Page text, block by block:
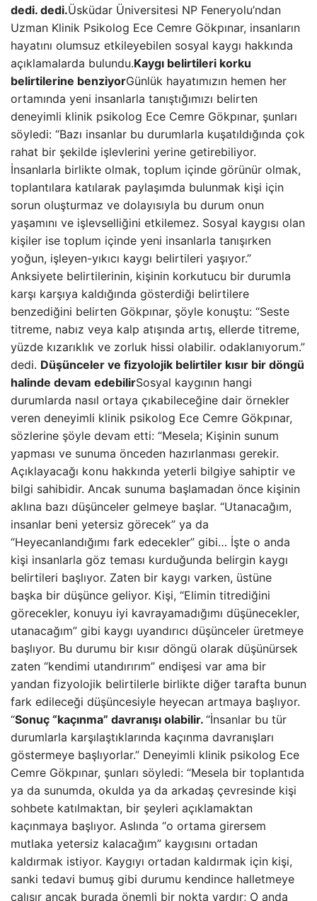
dedi. dedi.Üsküdar Üniversitesi NP Feneryolu’ndan
Uzman Klinik Psikolog Ece Cemre Gökpınar, insanların
hayatını olumsuz etkileyebilen sosyal kaygı hakkında
açıklamalarda bulundu.Kaygı belirtileri korku
belirtilerine benziyorGünlük hayatımızın hemen her
ortamında yeni insanlarla tanıştığımızı belirten
deneyimli klinik psikolog Ece Cemre Gökpınar, şunları
söyledi: “Bazı insanlar bu durumlarla kuşatıldığında çok
rahat bir şekilde işlevlerini yerine getirebiliyor.
İnsanlarla birlikte olmak, toplum içinde görünür olmak,
toplantılara katılarak paylaşımda bulunmak kişi için
sorun oluşturmaz ve dolayısıyla bu durum onun
yaşamını ve işlevselliğini etkilemez. Sosyal kaygısı olan
kişiler ise toplum içinde yeni insanlarla tanışırken
yoğun, işleyen-yıkıcı kaygı belirtileri yaşıyor.”
Anksiyete belirtilerinin, kişinin korkutucu bir durumla
karşı karşıya kaldığında gösterdiği belirtilere
benzediğini belirten Gökpınar, şöyle konuştu: “Seste
titreme, nabız veya kalp atışında artış, ellerde titreme,
yüzde kızarıklık ve zorluk hissi olabilir. odaklanıyorum.”
dedi. Düşünceler ve fizyolojik belirtiler kısır bir döngü
halinde devam edebilirSosyal kaygının hangi
durumlarda nasıl ortaya çıkabileceğine dair örnekler
veren deneyimli klinik psikolog Ece Cemre Gökpınar,
sözlerine şöyle devam etti: “Mesela; Kişinin sunum
yapması ve sunuma önceden hazırlanması gerekir.
Açıklayacağı konu hakkında yeterli bilgiye sahiptir ve
bilgi sahibidir. Ancak sunuma başlamadan önce kişinin
aklına bazı düşünceler gelmeye başlar. “Utanacağım,
insanlar beni yetersiz görecek” ya da
“Heyecanlandığımı fark edecekler” gibi… İşte o anda
kişi insanlarla göz teması kurduğunda belirgin kaygı
belirtileri başlıyor. Zaten bir kaygı varken, üstüne
başka bir düşünce geliyor. Kişi, “Elimin titrediğini
görecekler, konuyu iyi kavrayamadığımı düşünecekler,
utanacağım” gibi kaygı uyandırıcı düşünceler üretmeye
başlıyor. Bu durumu bir kısır döngü olarak düşünürsek
zaten “kendimi utandırırım” endişesi var ama bir
yandan fizyolojik belirtilerle birlikte diğer tarafta bunun
fark edileceği düşüncesiyle heyecan artmaya başlıyor.
“Sonuç “kaçınma” davranışı olabilir. “İnsanlar bu tür
durumlarla karşılaştıklarında kaçınma davranışları
göstermeye başlıyorlar.” Deneyimli klinik psikolog Ece
Cemre Gökpınar, şunları söyledi: “Mesela bir toplantıda
ya da sunumda, okulda ya da arkadaş çevresinde kişi
sohbete katılmaktan, bir şeyleri açıklamaktan
kaçınmaya başlıyor. Aslında “o ortama girersem
mutlaka yetersiz kalacağım” kaygısını ortadan
kaldırmak istiyor. Kaygıyı ortadan kaldırmak için kişi,
sanki tedavi bumuş gibi durumu kendince halletmeye
çalışır ancak burada önemli bir nokta vardır; O anda